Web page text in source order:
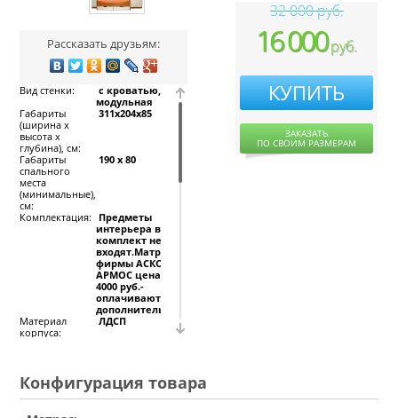
Рассказать друзьям:
Вид стенки:
с кроватью,
модульная
Габариты
(ширина х
высота х
глубина), см:
311x204x85
Габариты
спального
места
(минимальные),
см:
190 х 80
Комплектация:
Предметы
интерьера в
комплект не
входят.Матрацы
фирмы АСКОНА,
АРМОС цена от
4000 руб.-
оплачиваются
дополнительно.
Материал
корпуса:
ЛДСП
выдвижных
ящиков:
Наличие
матраца:
Без матраца
32 000 руб.
16 000руб.
КУПИТЬ
ЗАКАЗАТЬ
ПО СВОИМ РАЗМЕРАМ
Конфигурация товара